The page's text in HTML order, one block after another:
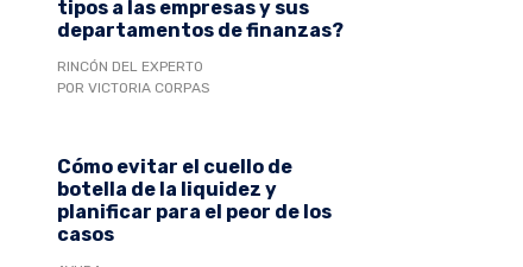
tipos a las empresas y sus
departamentos de finanzas?
RINCÓN DEL EXPERTO
POR VICTORIA CORPAS
Cómo evitar el cuello de
botella de la liquidez y
planificar para el peor de los
casos